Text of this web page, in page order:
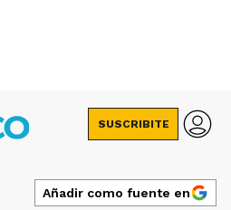
SUSCRIBITE
Añadir como fuente en